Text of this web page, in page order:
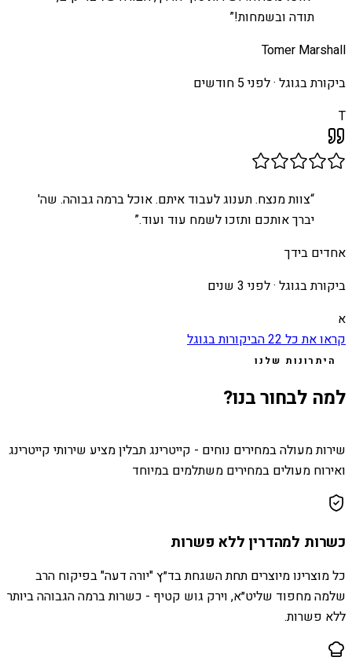
תודה ובשמחות!”
Tomer Marshall
ביקורת בגוגל ·לפני 5 חודשים
T
“צוות מנצח. תענוג לעבוד איתם. אוכל ברמה גבוהה. שה'
יברך אותכם ותזכו לשמח עוד ועוד.”
אחדים בידך
ביקורת בגוגל ·לפני 3 שנים
א
קראו את כל22הביקורות בגוגל
היתרונות שלנו
למה לבחור בנו?
שירות מעולה במחירים נוחים - קייטרינג תבלין מציע שירותי קייטרינג
ואירוח מעולים במחירים משתלמים במיוחד
כשרות למהדרין ללא פשרות
כל מוצרינו מיוצרים תחת השגחת בד״ץ "יורה דעה" בפיקוח הרב
שלמה מחפוד שליט״א, וירק גוש קטיף - כשרות ברמה הגבוהה ביותר
ללא פשרות.